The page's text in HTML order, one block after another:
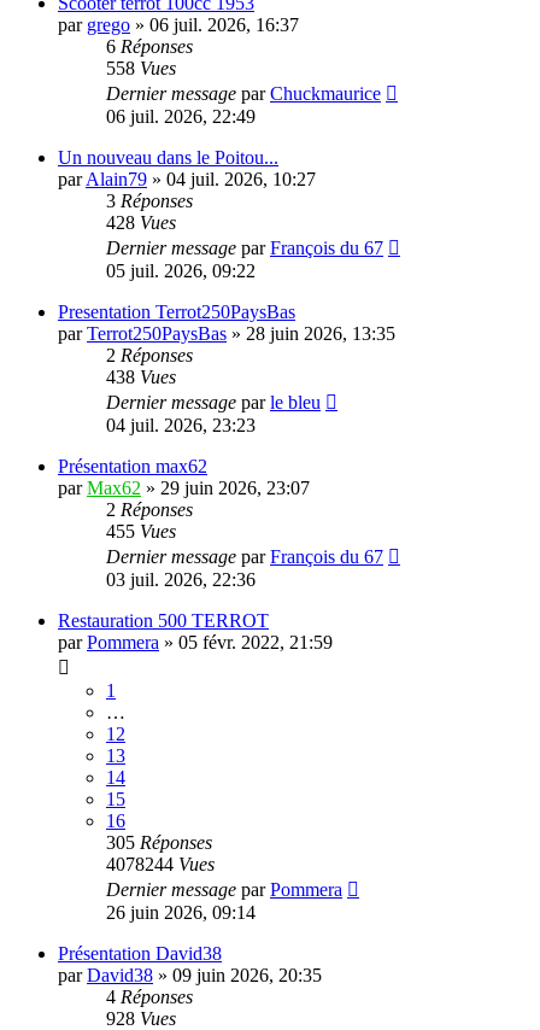
par grego » 06 juil. 2026, 16:37
6 Réponses
558 Vues
Dernier message parChuckmaurice
06 juil. 2026, 22:49
Un nouveau dans le Poitou...
parAlain79 » 04 juil. 2026, 10:27
3 Réponses
428 Vues
Dernier message parFrançois du 67
05 juil. 2026, 09:22
Presentation Terrot250PaysBas
parTerrot250PaysBas » 28 juin 2026, 13:35
2 Réponses
438 Vues
Dernier message parle bleu
04 juil. 2026, 23:23
Présentation max62
parMax62 » 29 juin 2026, 23:07
2 Réponses
455 Vues
Dernier message parFrançois du 67
03 juil. 2026, 22:36
Restauration 500 TERROT
parPommera » 05 févr. 2022, 21:59
1
…
12
13
14
15
16
305 Réponses
4078244 Vues
Dernier message parPommera
26 juin 2026, 09:14
Présentation David38
parDavid38 » 09 juin 2026, 20:35
4 Réponses
928 Vues